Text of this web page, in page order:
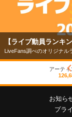
【ライブ動員ランキ
LiveFans調べのオリジナル
アーティ
お知ら
プラ